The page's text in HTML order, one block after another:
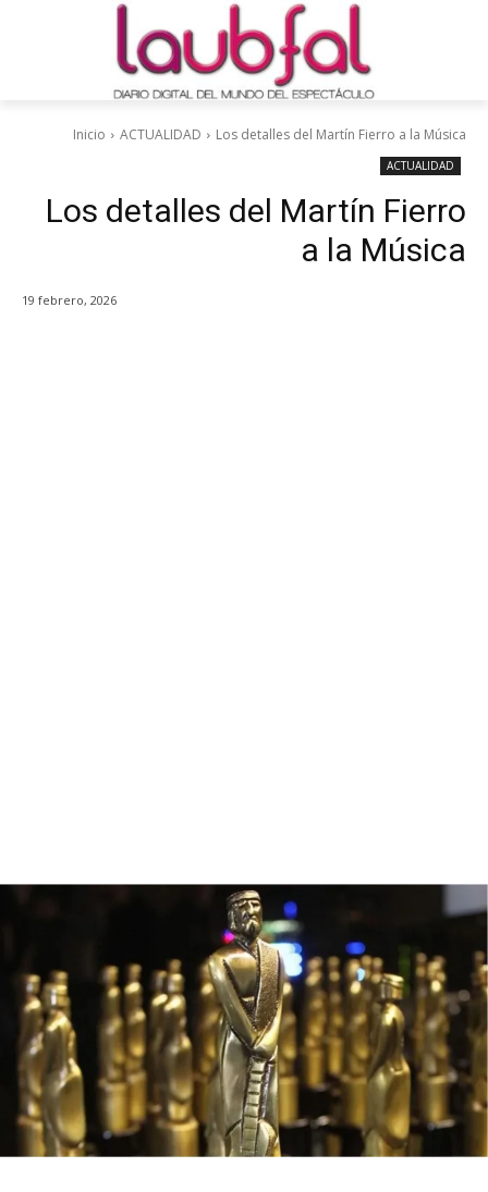
Inicio ACTUALIDAD Los detalles del Martín Fierro a la Música
ACTUALIDAD
Los detalles del Martín Fierro
a la Música
19 febrero, 2026